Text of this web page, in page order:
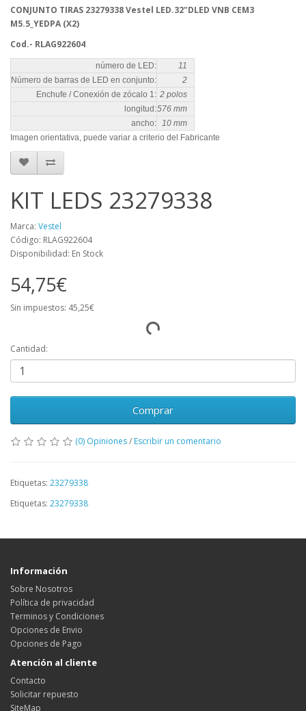
CONJUNTO TIRAS 23279338 Vestel LED.32"DLED VNB CEM3
M5.5_YEDPA (X2)
Cod.- RLAG922604
número de LED:
11
Número de barras de LED en conjunto:
2
Enchufe / Conexión de zócalo 1: 2 polos
longitud:576 mm
ancho: 10 mm
Imagen orientativa, puede variar a criterio del Fabricante
KIT LEDS 23279338
Marca: Vestel
Código: RLAG922604
Disponibilidad: En Stock
54,75€
Sin impuestos: 45,25€
Cantidad:
Comprar
(0) Opiniones/ Escribir un comentario
Etiquetas: 23279338
Etiquetas: 23279338
Información
Sobre Nosotros
Política de privacidad
Terminos y Condiciones
Opciones de Envio
Opciones de Pago
Atención al cliente
Contacto
Solicitar repuesto
SiteMap